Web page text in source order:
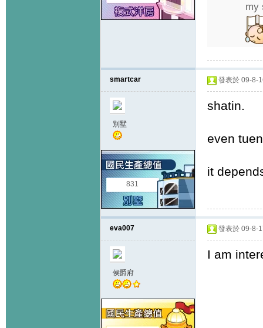
my
smartcar
別墅
831
發表於 09-8-
shatin.
even
it
eva007
侯爵府
發表於 09-8-
I am